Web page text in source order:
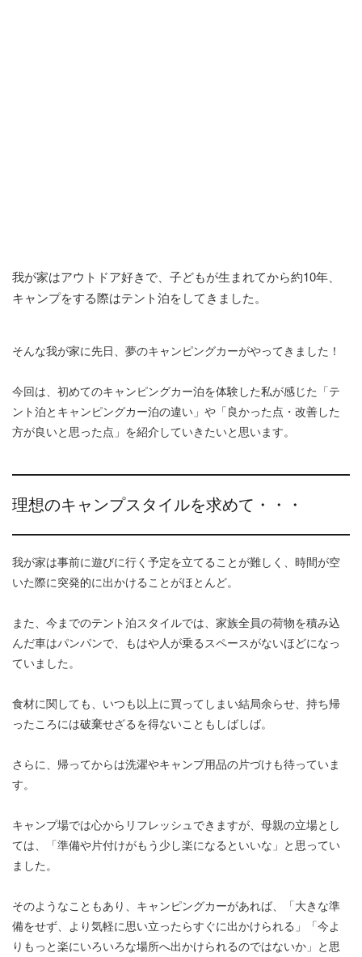
我が家はアウトドア好きで、子どもが生まれてから約10年、
キャンプをする際はテント泊をしてきました。
そんな我が家に先日、夢のキャンピングカーがやってきました！
今回は、初めてのキャンピングカー泊を体験した私が感じた「テ
ント泊とキャンピングカー泊の違い」や「良かった点・改善した
方が良いと思った点」を紹介していきたいと思います。
理想のキャンプスタイルを求めて・・・
我が家は事前に遊びに行く 予定を立てることが難しく、時間が空
いた際に突発的に出かけることがほとんど。
また、今までのテント泊スタイルでは、家族全員の荷物を積み込
んだ車はパンパンで、もはや人が乗るスペースがないほどになっ
ていました。
食材に関しても、いつも以上に買ってしまい結局余らせ、持ち帰
ったころには破棄せざるを得ないこともしばしば。
さらに、帰ってからは洗濯やキャンプ用品の片づけも待っていま
す。
キャンプ場では心からリフレッシュできますが、母親の立場とし
ては、「準備や片付けがもう少し楽になるといいな」と思ってい
ました。
そのようなこともあり、キャンピングカーがあれば、「大きな準
備をせず、より気軽に思い立ったらすぐに出かけられる」「今よ
りもっと楽にいろいろな場所へ出かけられるのではないか」と思